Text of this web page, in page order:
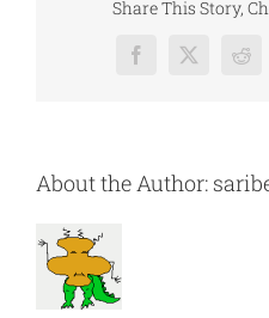
Share This Story,
Facebook
X
About the Author: